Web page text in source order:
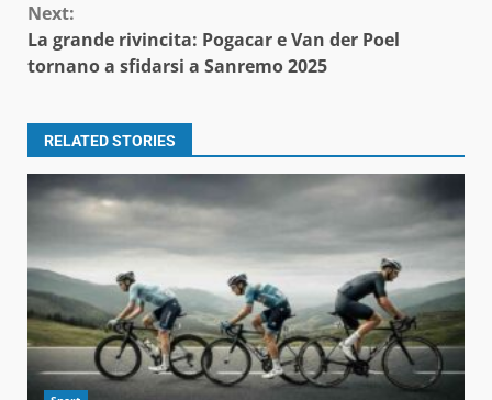
Next:
La grande rivincita: Pogacar e Van der Poel
tornano a sfidarsi a Sanremo 2025
RELATED STORIES